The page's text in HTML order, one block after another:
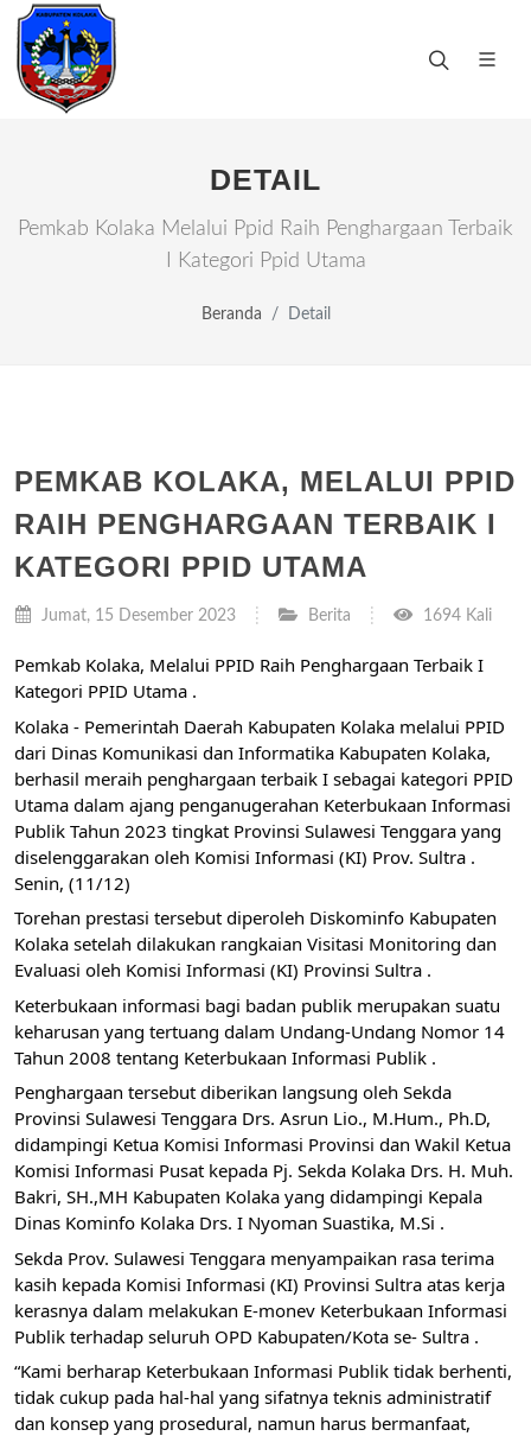
DETAIL
Pemkab Kolaka Melalui Ppid Raih Penghargaan Terbaik
I Kategori Ppid Utama
Beranda Detail
PEMKAB KOLAKA, MELALUI PPID
RAIH PENGHARGAAN TERBAIK I
KATEGORI PPID UTAMA
Jumat, 15 Desember 2023 Berita 1694 Kali
Pemkab Kolaka, Melalui PPID Raih Penghargaan Terbaik I
Kategori PPID Utama .
Kolaka - Pemerintah Daerah Kabupaten Kolaka melalui PPID
dari Dinas Komunikasi dan Informatika Kabupaten Kolaka,
berhasil meraih penghargaan terbaik I sebagai kategori PPID
Utama dalam ajang penganugerahan Keterbukaan Informasi
Publik Tahun 2023 tingkat Provinsi Sulawesi Tenggara yang
diselenggarakan oleh Komisi Informasi (KI) Prov. Sultra .
Senin, (11/12)
Torehan prestasi tersebut diperoleh Diskominfo Kabupaten
Kolaka setelah dilakukan rangkaian Visitasi Monitoring dan
Evaluasi oleh Komisi Informasi (KI) Provinsi Sultra .
Keterbukaan informasi bagi badan publik merupakan suatu
keharusan yang tertuang dalam Undang-Undang Nomor 14
Tahun 2008 tentang Keterbukaan Informasi Publik .
Penghargaan tersebut diberikan langsung oleh Sekda
Provinsi Sulawesi Tenggara Drs. Asrun Lio., M.Hum., Ph.D,
didampingi Ketua Komisi Informasi Provinsi dan Wakil Ketua
Komisi Informasi Pusat kepada Pj. Sekda Kolaka Drs. H. Muh.
Bakri, SH.,MH Kabupaten Kolaka yang didampingi Kepala
Dinas Kominfo Kolaka Drs. I Nyoman Suastika, M.Si .
Sekda Prov. Sulawesi Tenggara menyampaikan rasa terima
kasih kepada Komisi Informasi (KI) Provinsi Sultra atas kerja
kerasnya dalam melakukan E-monev Keterbukaan Informasi
Publik terhadap seluruh OPD Kabupaten/Kota se- Sultra .
“Kami berharap Keterbukaan Informasi Publik tidak berhenti,
tidak cukup pada hal-hal yang sifatnya teknis administratif
dan konsep yang prosedural, namun harus bermanfaat,